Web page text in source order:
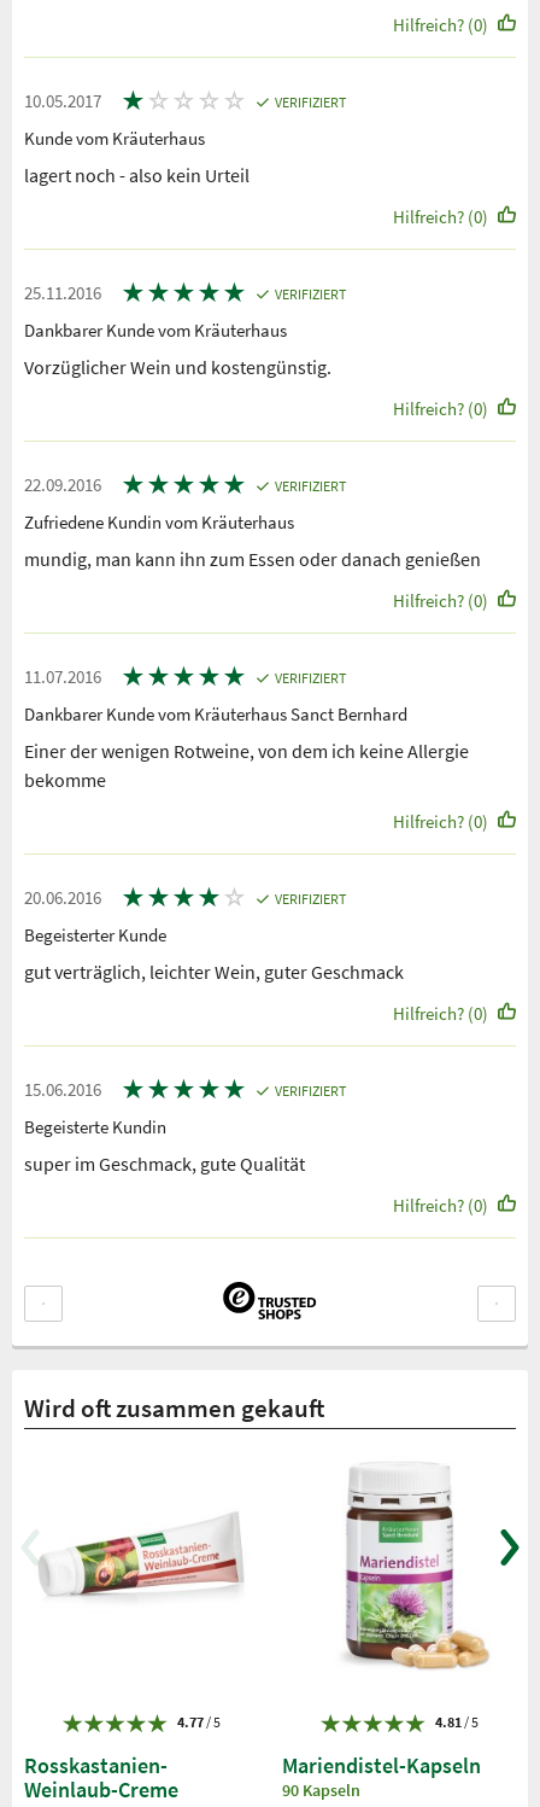
Hilfreich? (0)
10.05.2017 ★ ☆ ☆ ☆ ☆ VERIFIZIERT
Kunde vom Kräuterhaus
lagert noch - also kein Urteil
Hilfreich? (0)
25.11.2016 ★★★★★ VERIFIZIERT
Dankbarer Kunde vom Kräuterhaus
Vorzüglicher Wein und kostengünstig.
Hilfreich? (0)
22.09.2016 ★★★★★ VERIFIZIERT
Zufriedene Kundin vom Kräuterhaus
mundig, man kann ihn zum Essen oder danach genießen
Hilfreich? (0)
11.07.2016 ★★★★★ VERIFIZIERT
Dankbarer Kunde vom Kräuterhaus Sanct Bernhard
Einer der wenigen Rotweine, von dem ich keine Allergie
bekomme
Hilfreich? (0)
20.06.2016 ★★★★ ☆ VERIFIZIERT
Begeisterter Kunde
gut verträglich, leichter Wein, guter Geschmack
Hilfreich? (0)
15.06.2016 ★★★★★ VERIFIZIERT
Begeisterte Kundin
super im Geschmack, gute Qualität
Hilfreich? (0)
Wird oft zusammen gekauft
4.77/ 5
Rosskastanien-
Weinlaub-Creme
4.81/ 5
Mariendistel-Kapseln
90 Kapseln